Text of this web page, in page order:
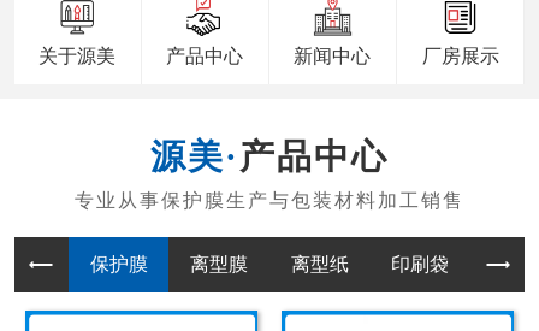
关于源美 产品中心 新闻中心 厂房展示
产品中心
保护膜 离型膜 离型纸 印刷袋